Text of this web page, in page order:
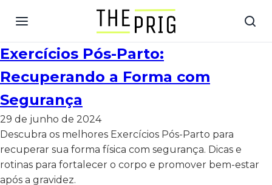
Exercícios Pós-Parto:
Recuperando a Forma com
Segurança
29 de junho de 2024
Descubra os melhores Exercícios Pós-Parto para
recuperar sua forma física com segurança. Dicas e
rotinas para fortalecer o corpo e promover bem-estar
após a gravidez.